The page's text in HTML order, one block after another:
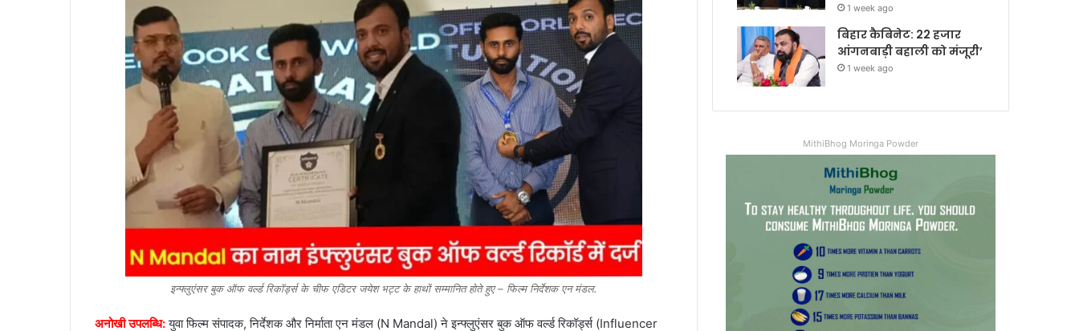
इन्फ्लुएंसर बुक ऑफ वर्ल्ड रिकॉर्ड्स के चीफ एडिटर जयेश भट्ट के हाथों सम्मानित होते हुए – फिल्म निर्देशक एन मंडल.
अनोखी उपलब्धि:युवा फिल्म संपादक, निर्देशक और निर्माता एन मंडल (N Mandal) ने इन्फ्लुएंसर बुक ऑफ वर्ल्ड रिकॉर्ड्स (Influencer
1 week ago
बिहार कैबिनेट: 22 हजार
आंगनबाड़ी बहाली को मंजूरी’
1 week ago
MithiBhog Moringa Powder